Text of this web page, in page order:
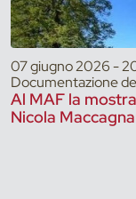
07 giugno 2026 -
Documentazione
Al MAF la
Nicola